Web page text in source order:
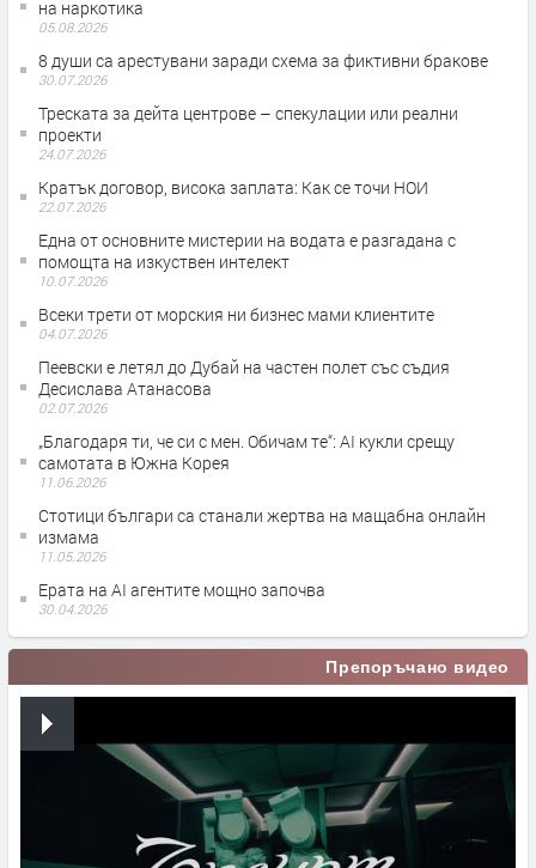
на наркотика
05.08.2026
8 души са арестувани заради схема за фиктивни бракове
30.07.2026
Треската за дейта центрове – спекулации или реални
проекти
24.07.2026
Кратък договор, висока заплата: Как се точи НОИ
22.07.2026
Една от основните мистерии на водата е разгадана с
помощта на изкуствен интелект
10.07.2026
Всеки трети от морския ни бизнес мами клиентите
04.07.2026
Пеевски е летял до Дубай на частен полет със съдия
Десислава Атанасова
02.07.2026
„Благодаря ти, че си с мен. Обичам те“: AI кукли срещу
самотата в Южна Корея
11.06.2026
Стотици българи са станали жертва на мащабна онлайн
измама
11.05.2026
Ерата на АI агентите мощно започва
30.04.2026
Препоръчано видео